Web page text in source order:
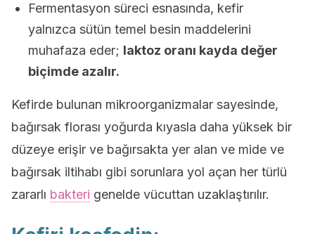
Fermentasyon süreci esnasında, kefir
yalnızca sütün temel besin maddelerini
muhafaza eder; laktoz oranı kayda değer
biçimde azalır.
Kefirde bulunan mikroorganizmalar sayesinde,
bağırsak florası yoğurda kıyasla daha yüksek bir
düzeye erişir ve bağırsakta yer alan ve mide ve
bağırsak iltihabı gibi sorunlara yol açan her türlü
zararlı bakteri genelde vücuttan uzaklaştırılır.